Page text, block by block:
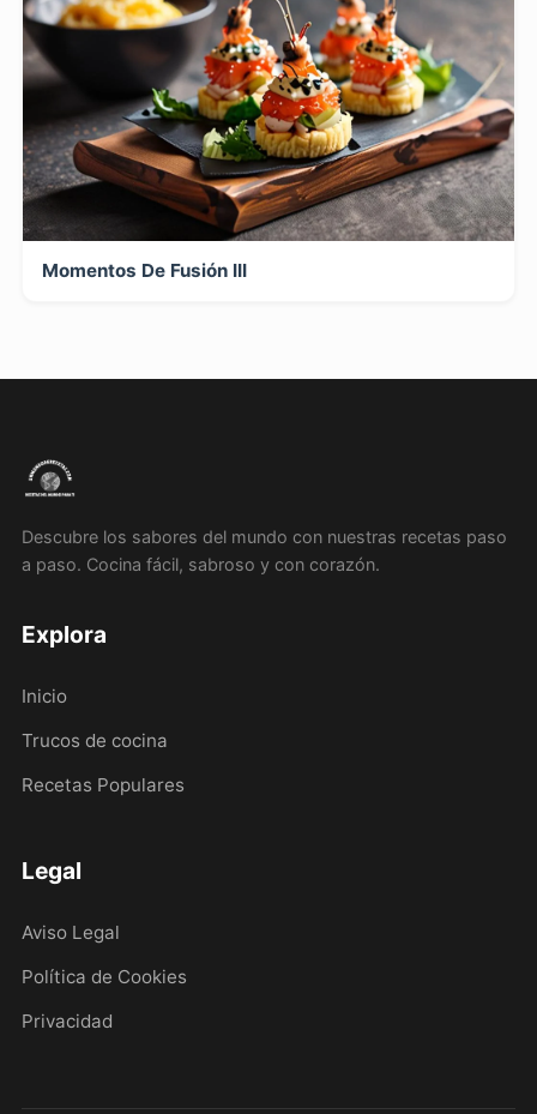
Momentos De Fusión III
Descubre los sabores del mundo con nuestras recetas paso
a paso. Cocina fácil, sabroso y con corazón.
Explora
Inicio
Trucos de cocina
Recetas Populares
Legal
Aviso Legal
Política de Cookies
Privacidad